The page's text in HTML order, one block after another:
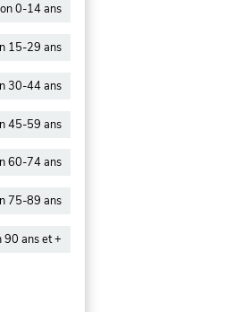
0-14 ans
15-29 ans
30-44 ans
45-59 ans
60-74 ans
75-89 ans
90 ans et +